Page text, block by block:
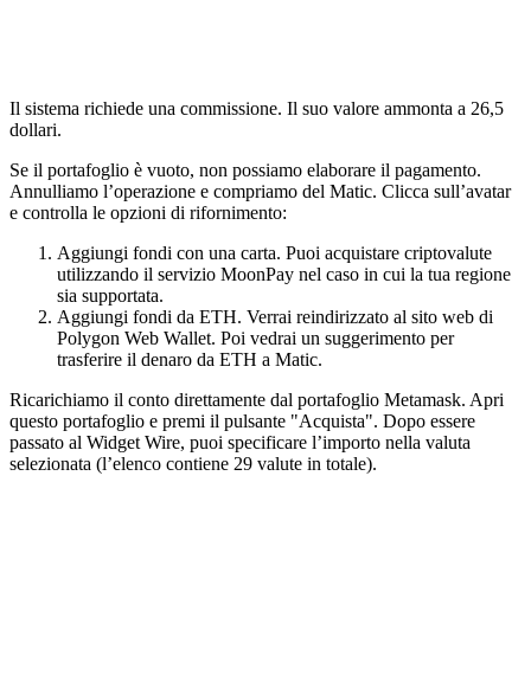
Il sistema richiede una commissione. Il suo valore ammonta a 26,5
dollari.
Se il portafoglio è vuoto, non possiamo elaborare il pagamento.
Annulliamo l’operazione e compriamo del Matic. Clicca sull’avatar
e controlla le opzioni di rifornimento:
Aggiungi fondi con una carta. Puoi acquistare criptovalute
utilizzando il servizio MoonPay nel caso in cui la tua regione
sia supportata.
Aggiungi fondi da ETH. Verrai reindirizzato al sito web di
Polygon Web Wallet. Poi vedrai un suggerimento per
trasferire il denaro da ETH a Matic.
Ricarichiamo il conto direttamente dal portafoglio Metamask. Apri
questo portafoglio e premi il pulsante "Acquista". Dopo essere
passato al Widget Wire, puoi specificare l’importo nella valuta
selezionata (l’elenco contiene 29 valute in totale).